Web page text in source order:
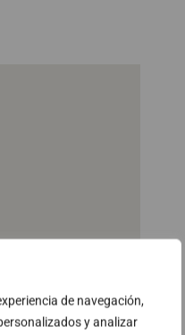
de navegación,
y analizar